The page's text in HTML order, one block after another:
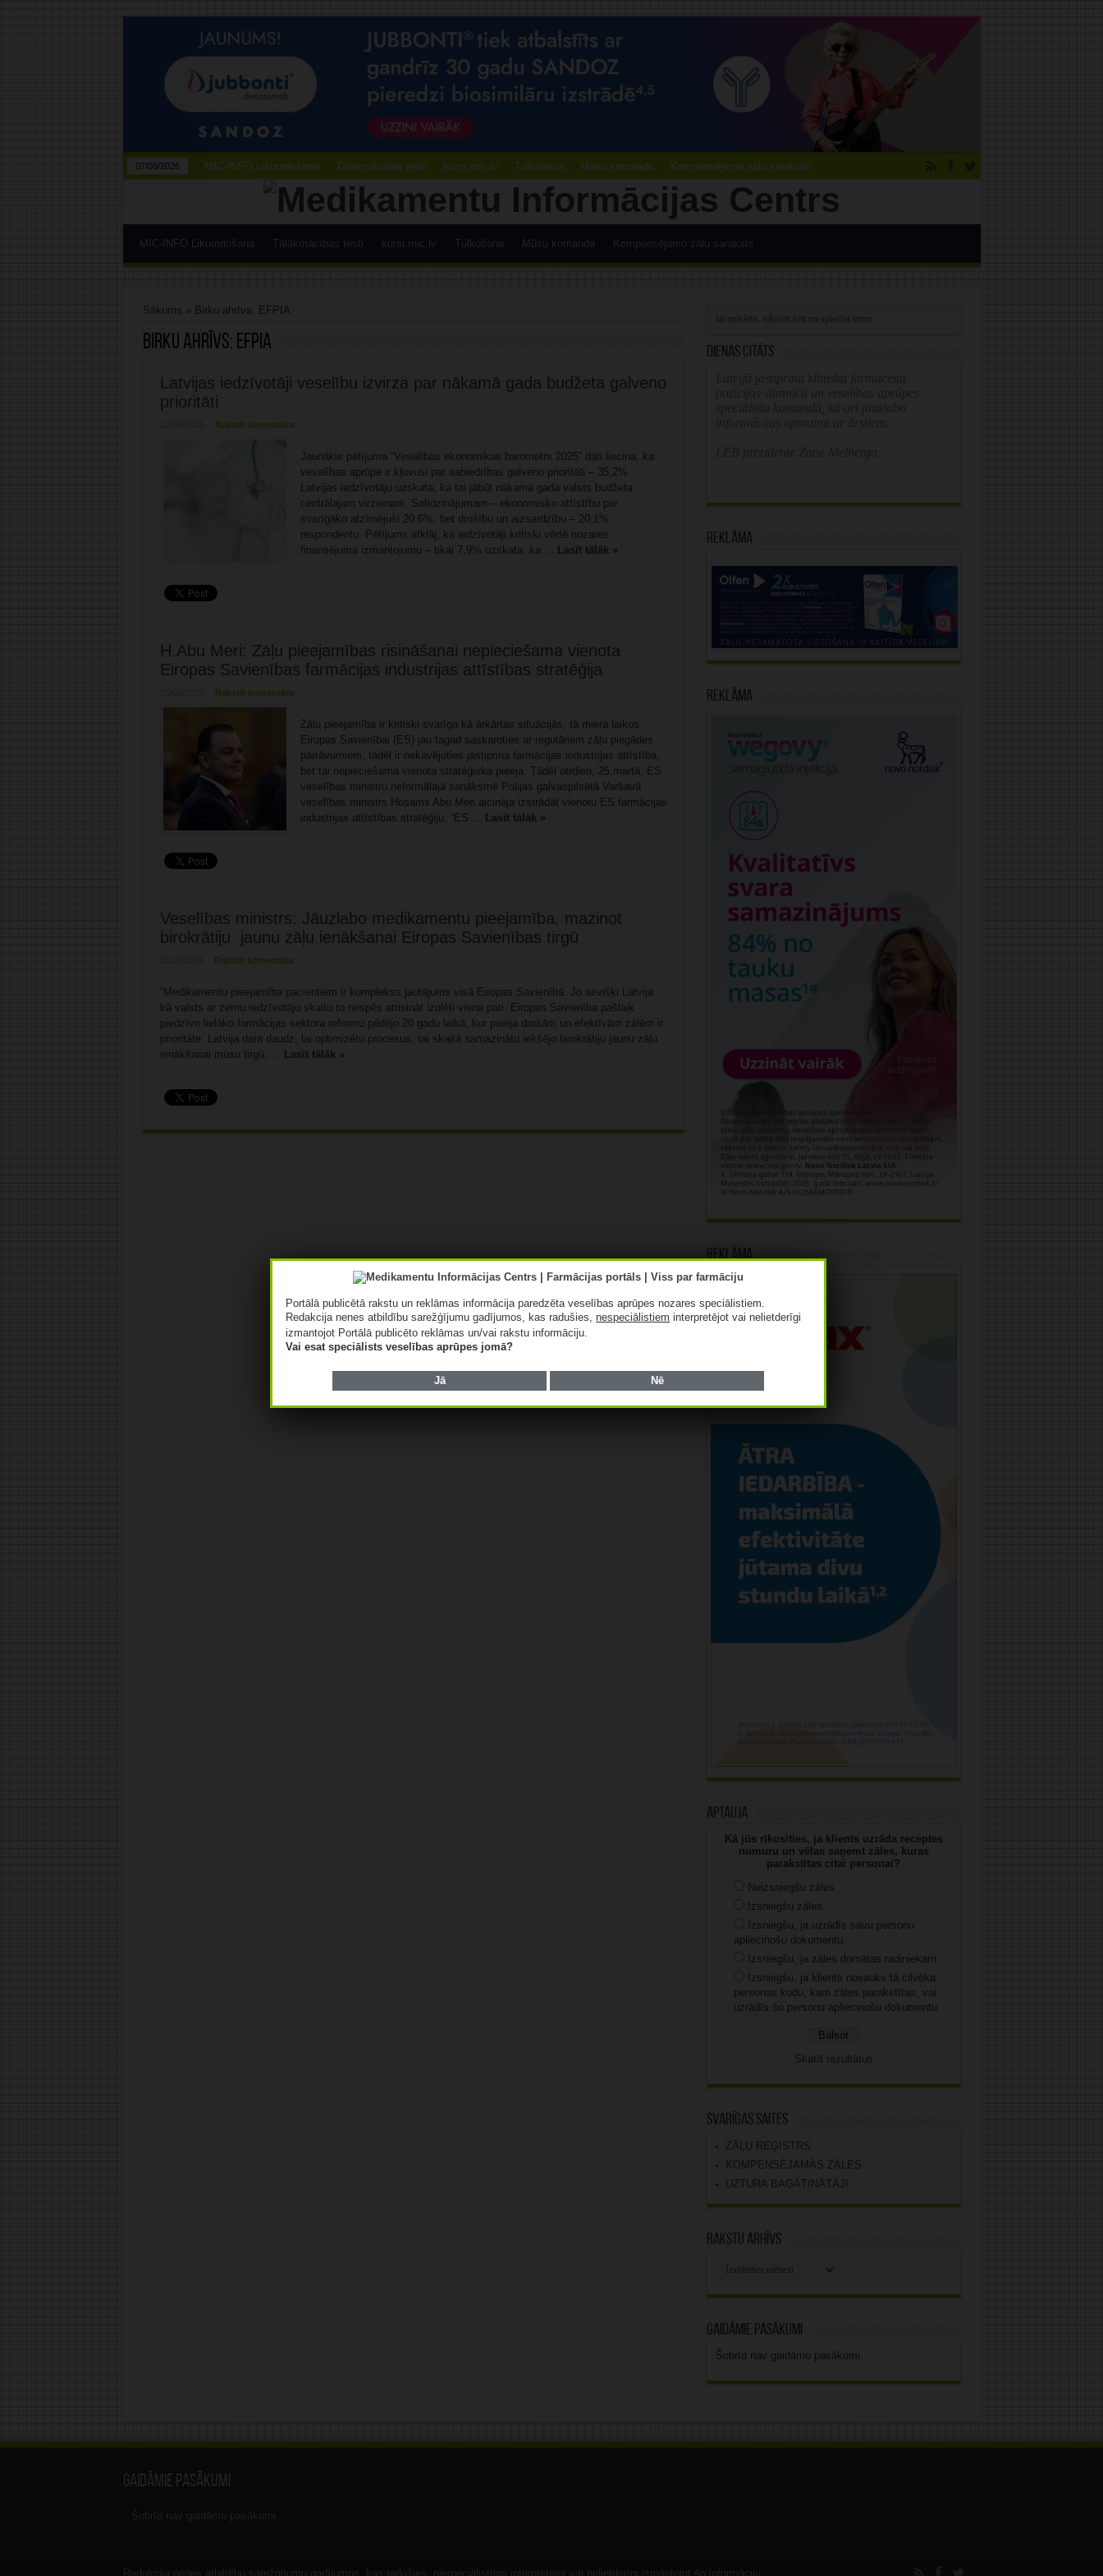
07/08/2026 MIC-INFO Likumdošana Tālākmācības testi kursi.mic.lv Tulkošana Mūsu komanda Kompensējamo zāļu saraksts
MIC-INFO Likumdošana Tālākmācības testi kursi.mic.lv Tulkošana Mūsu komanda Kompensējamo zāļu saraksts
Sākums » Birku ahrīvs: EFPIA
Birku ahrīvs: EFPIA
Latvijas iedzīvotāji veselību izvirza par nākamā gada budžeta galveno
prioritāti
Rakstīt komentāru
Jaunākie pētījuma “Veselības ekonomikas barometrs 2025” dati liecina, ka
veselības aprūpe ir kļuvusi par sabiedrības galveno prioritāti – 35,2%
Latvijas iedzīvotāju uzskata, ka tai jābūt nākamā gada valsts budžeta
centrālajam virzienam. Salīdzinājumam – ekonomisko attīstību par
svarīgāko atzīmējuši 20,6%, bet drošību un aizsardzību – 20,1%
respondentu. Pētījums atklāj, ka iedzīvotāji kritiski vērtē nozares
finansējuma izmantojumu – tikai 7,9% uzskata, ka ... Lasīt tālāk »
H.Abu Meri: Zāļu pieejamības risināšanai nepieciešama vienota
Eiropas Savienības farmācijas industrijas attīstības stratēģija
Rakstīt komentāru
Zāļu pieejamība ir kritiski svarīga kā ārkārtas situācijās, tā miera laikos
Eiropas Savienībai (ES) jau tagad saskaroties ar regulāriem zāļu piegādes
pārrāvumiem, tādēļ ir nekavējoties jāstiprina farmācijas industrijas attīstība,
bet tai nepieciešama vienota stratēģiska pieeja. Tādēļ otrdien, 25.martā, ES
veselības ministru neformālajā sanāksmē Polijas galvaspilsētā Varšavā
veselības ministrs Hosams Abu Meri aicināja izstrādāt vienotu ES farmācijas
industrijas attīstības stratēģiju. “ES ... Lasīt tālāk »
Veselības ministrs: Jāuzlabo medikamentu pieejamība, mazinot
birokrātiju jaunu zāļu ienākšanai Eiropas Savienības tirgū
Rakstīt komentāru
“Medikamentu pieejamība pacientiem ir komplekss jautājums visā Eiropas Savienībā. Jo sevišķi Latvija
kā valsts ar zemu iedzīvotāju skaitu to nespēs atrisināt izolēti viena pati. Eiropas Savienība pašlaik
piedzīvo lielāko farmācijas sektora reformu pēdējo 20 gadu laikā, kur pieeja drošām un efektīvām zālēm ir
prioritāte. Latvija dara daudz, lai optimizētu procesus, tai skaitā samazinātu iekšējo birokrātiju jaunu zāļu
ienākšanai mūsu tirgū, ... Lasīt tālāk »
Dienas citāts
Reklāma
Reklāma
Reklāma
Aptauja
Kā jūs rīkosities, ja klients uzrāda receptes
numuru un vēlas saņemt zāles, kuras
parakstītas citai personai?
Neizsniegšu zāles.
Izsniegšu zāles.
Izsniegšu, ja uzrādīs savu personu
apliecinošu dokumentu.
Izsniegšu, ja zāles domātas radiniekam.
Izsniegšu, ja klients nosauks tā cilvēka
personas kodu, kam zāles parakstītas, vai
uzrādīs šo personu apliecinošu dokumentu.
Skatīt rezultātus
Svarīgas saites
ZĀĻU REĢISTRS
KOMPENSĒJAMĀS ZĀLES
UZTURA BAGĀTINĀTĀJI
Rakstu arhīvs
Gaidāmie pasākumi
Šobrīd nav gaidāmo pasākumi.
Gaidāmie pasākumi
Šobrīd nav gaidāmo pasākumi.
Redakcija nenes atbildību sarežģījumu gadījumos, kas radušies, nespeciālistiem interpretējot vai nelietderīgi izmantojot šo informāciju.
Portālā publicētā rakstu un reklāmas informācija paredzēta veselības aprūpes nozares speciālistiem.
Redakcija nenes atbildību sarežģījumu gadījumos, kas radušies,nespeciālistiem interpretējot vai nelietderīgi
izmantojot Portālā publicēto reklāmas un/vai rakstu informāciju.
Vai esat speciālists veselības aprūpes jomā?
Jā Nē